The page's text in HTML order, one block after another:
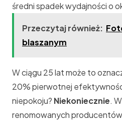
średni spadek wydajności o
Przeczytaj również:
blaszanym
W ciągu 25 lat może to
20% pierwotnej
niepokoju? Niekoniecznie.
renomowanych